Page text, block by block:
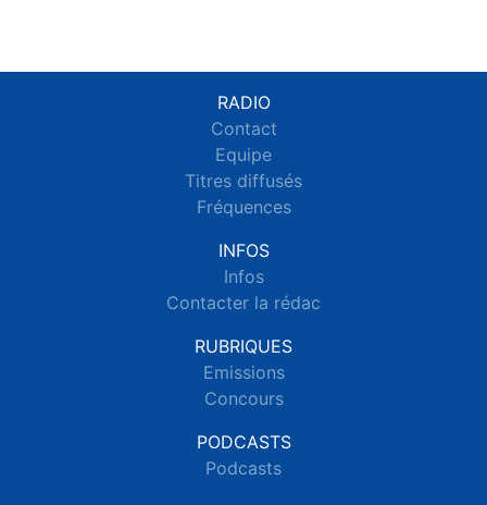
RADIO
Contact
Equipe
Titres diffusés
Fréquences
INFOS
Infos
Contacter la rédac
RUBRIQUES
Emissions
Concours
PODCASTS
Podcasts